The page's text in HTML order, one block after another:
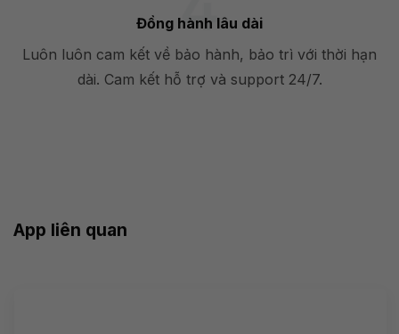
Đồng hành lâu dài
Luôn luôn cam kết về bảo hành, bảo trì với thời hạn
dài. Cam kết hỗ trợ và support 24/7.
App liên quan